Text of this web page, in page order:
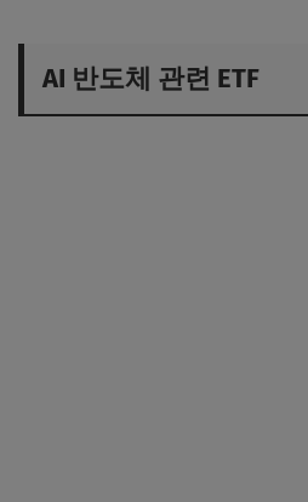
AI 반도체 관련 ETF